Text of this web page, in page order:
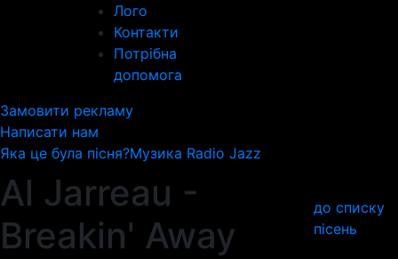
Лого
Контакти
Потрібна
допомога
Замовити рекламу
Написати нам
Яка це була пісня?Музика Radio Jazz
Al Jarreau -
Breakin' Away
до списку
пісень